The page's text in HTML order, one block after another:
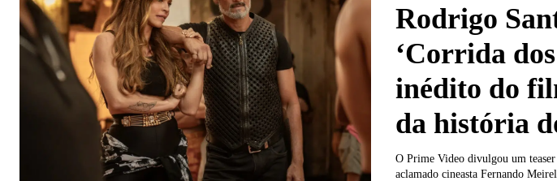
Rodrigo
‘Corrida
inédito do
da história
O Prime Video divulgou um
aclamado cineasta Fernando